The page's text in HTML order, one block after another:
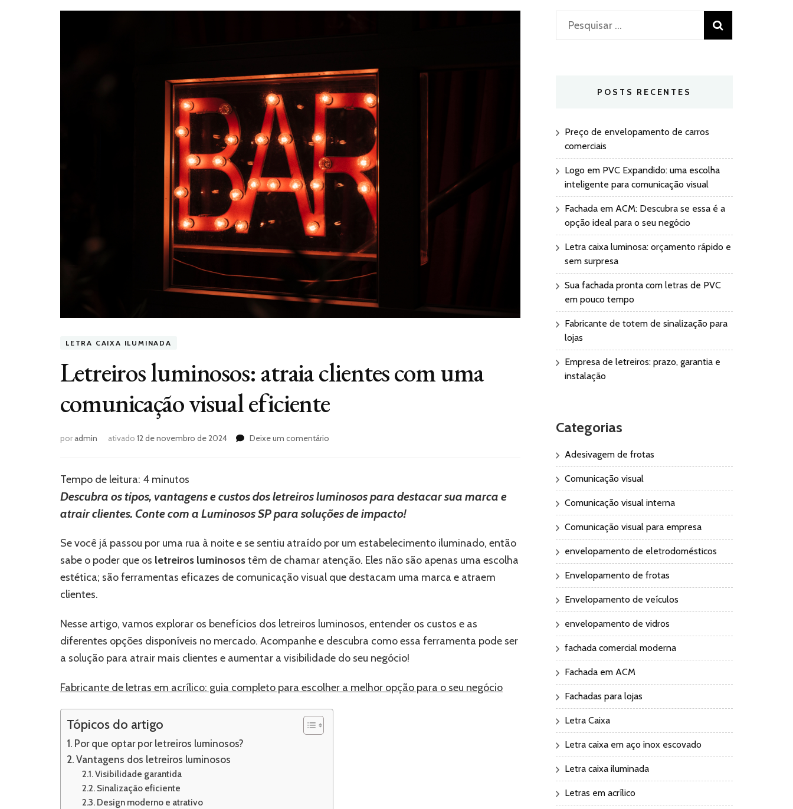
LETRA CAIXA ILUMINADA
Letreiros luminosos: atraia clientes com uma
comunicação visual eficiente
poradmin ativado 12 de novembro de 2024 Deixe um comentário
com
uma
comunicação
eficiente
Tempo de leitura: 4 minutos
Descubra os tipos, vantagens e custos dos letreiros luminosos para destacar sua marca e
atrair clientes. Conte com a Luminosos SP para soluções de impacto!
Se você já passou por uma rua à noite e se sentiu atraído por um estabelecimento iluminado, então
sabe o poder que os letreiros luminosostêm de chamar atenção. Eles não são apenas uma escolha
estética; são ferramentas eficazes de comunicação visual que destacam uma marca e atraem
clientes.
Nesse artigo, vamos explorar os benefícios dos letreiros luminosos, entender os custos e as
diferentes opções disponíveis no mercado. Acompanhe e descubra como essa ferramenta pode ser
a solução para atrair mais clientes e aumentar a visibilidade do seu negócio!
Fabricante de letras em acrílico: guia completo para escolher a melhor opção para o seu negócio
Tópicos do artigo
Por que optar por letreiros luminosos?
Vantagens dos letreiros luminosos
Visibilidade garantida
Sinalização eficiente
Design moderno e atrativo
Pesquisar
por:
POSTS RECENTES
Preço de envelopamento de carros
comerciais
Logo em PVC Expandido: uma escolha
inteligente para comunicação visual
Fachada em ACM: Descubra se essa é a
opção ideal para o seu negócio
Letra caixa luminosa: orçamento rápido e
sem surpresa
Sua fachada pronta com letras de PVC
em pouco tempo
Fabricante de totem de sinalização para
lojas
Empresa de letreiros: prazo, garantia e
instalação
Categorias
Adesivagem de frotas
Comunicação visual
Comunicação visual interna
Comunicação visual para empresa
envelopamento de eletrodomésticos
Envelopamento de frotas
Envelopamento de veículos
envelopamento de vidros
fachada comercial moderna
Fachada em ACM
Fachadas para lojas
Letra Caixa
Letra caixa em aço inox escovado
Letra caixa iluminada
Letras em acrílico